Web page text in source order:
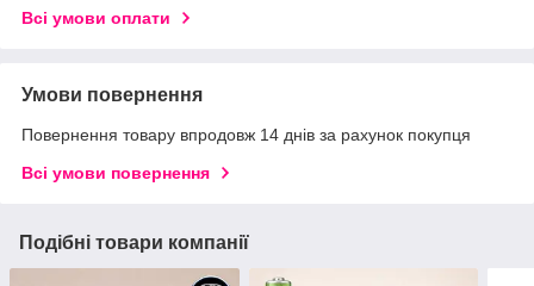
Всі умови оплати
Умови повернення
Повернення товару впродовж 14 днів за рахунок покупця
Всі умови повернення
Подібні товари компанії